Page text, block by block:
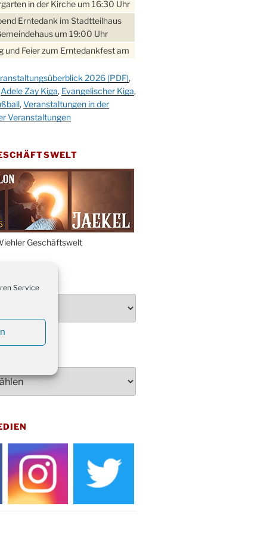
Service
in der Kirche um 16:30 Uhr
Erntedank im Stadtteilhaus
um 19:00 Uhr
und Feier zum Erntedankfest am
im Stadtteilhaus
im Cafe XXS
Andacht um 18:00 Uhr in der
Gottesdienst in der
oder im Ev. Gemeindehaus um
MGV im Stadtteilhaus um
von 16-20 Uhr
Akkordeon-Orchester im
um 16:00 Uhr
im Ev. Gemeindehaus von 14-
des Honterus Chors im
um 19:00 Uhr
im Ev. Gemeindehaus von
2026 (PDF),
Adele Zay Kiga, Evangelischer Kiga,
,Veranstaltungen in der
Veranstaltungen
Geschäftswelt